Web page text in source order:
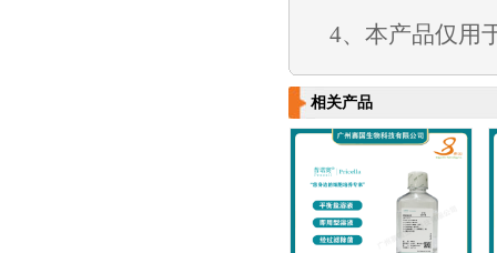
4、本产品仅用
相关产品